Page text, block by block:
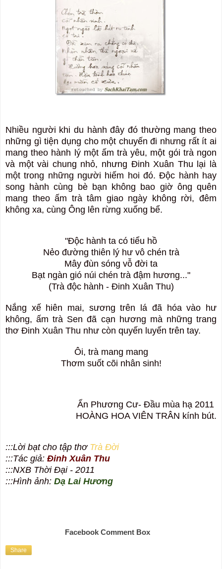
Nhiều người khi du hành đây đó thường mang theo
những gì tiện dụng cho một chuyến đi nhưng rất ít ai
mang theo hành lý một ấm trà yêu, một gói trà ngon
và một vài chung nhỏ, nhưng Đinh Xuân Thu lại là
một trong những người hiếm hoi đó. Độc hành hay
song hành cùng bè bạn không bao giờ ông quên
mang theo ấm trà tâm giao ngày không rời, đêm
không xa, cùng Ông lên rừng xuống bể.
"Độc hành ta có tiểu hồ
Nẻo đường thiên lý hư vô chén trà
Mây đùn sóng vỗ đời ta
Bạt ngàn gió núi chén trà đậm hương..."
(Trà độc hành - Đinh Xuân Thu)
Nắng xế hiên mai, sương trên lá đã hóa vào hư
không, ấm trà Sen đã cạn hương mà những trang
thơ Đinh Xuân Thu như còn quyến luyến trên tay.
Ôi, trà mang mang
Thơm suốt cõi nhân sinh!
Ẩn Phương Cư- Đầu mùa hạ 2011
HOÀNG HOA VIÊN TRÂN kính bút.
:::Lời bạt cho tập thơ Trà Đời
:::Tác giả: Đinh Xuân Thu
:::NXB Thời Đại - 2011
:::Hình ảnh: Dạ Lai Hương
Facebook Comment Box
Share